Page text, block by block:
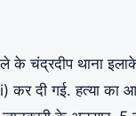
के चंद्रदीप थाना
दी गई. हत्या का